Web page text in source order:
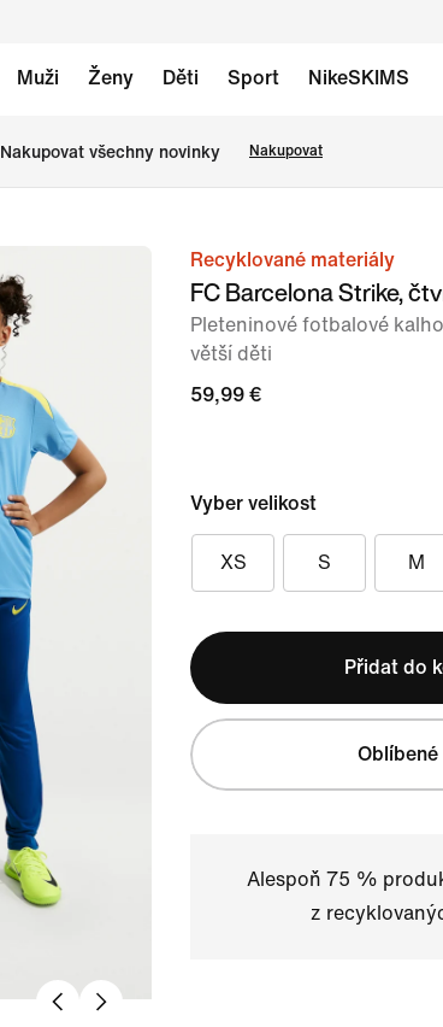
Muži Ženy Děti Sport NikeSKIMS
Nakupovat všechny novinky Nakupovat
obrázekRecyklované materiály
FC Barcelona Strike,
Pleteninové fotbalové
větší děti
59,99 €
Vyber velikost
XS S M
Přidat do
Oblíbené
Alespoň 75 %
z